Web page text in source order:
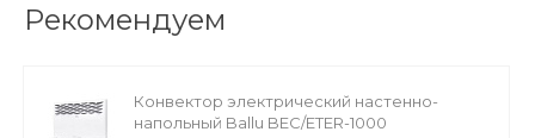
Рекомендуем
Конвектор электрический настенно-
напольный Ballu BEC/ETER-1000